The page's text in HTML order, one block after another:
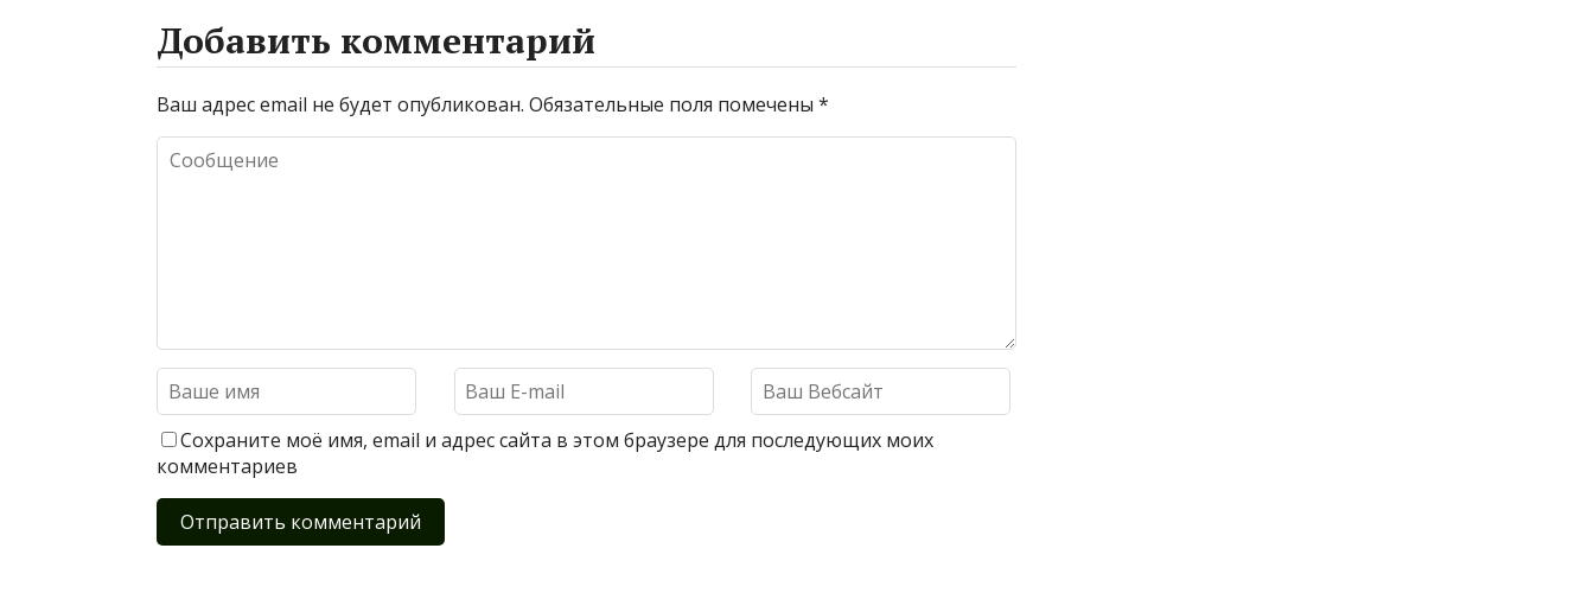
Добавить комментарий
Ваш адрес email не будет опубликован. Обязательные поля помечены *
Сохраните моё имя, email и адрес сайта в этом браузере для последующих моих
комментариев